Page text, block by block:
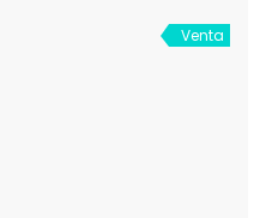
Venta